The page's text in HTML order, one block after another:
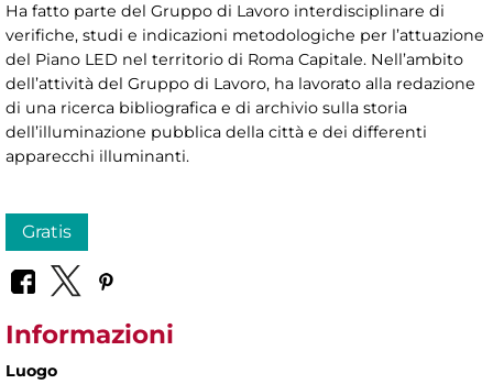
Ha fatto parte del Gruppo di Lavoro interdisciplinare di
verifiche, studi e indicazioni metodologiche per l’attuazione
del Piano LED nel territorio di Roma Capitale. Nell’ambito
dell’attività del Gruppo di Lavoro, ha lavorato alla redazione
di una ricerca bibliografica e di archivio sulla storia
dell’illuminazione pubblica della città e dei differenti
apparecchi illuminanti.
Gratis
Informazioni
Luogo